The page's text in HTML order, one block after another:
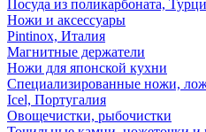
Посуда из поликарбоната,
Ножи и аксессуары
Pintinox, Италия
Магнитные держатели
Ножи для японской кухни
Специализированные ножи,
Icel, Португалия
Овощечистки, рыбочистки